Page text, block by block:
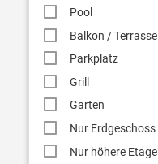
Pool
Balkon / Terrasse
Parkplatz
Grill
Garten
Nur Erdgeschoss
Nur höhere Etage